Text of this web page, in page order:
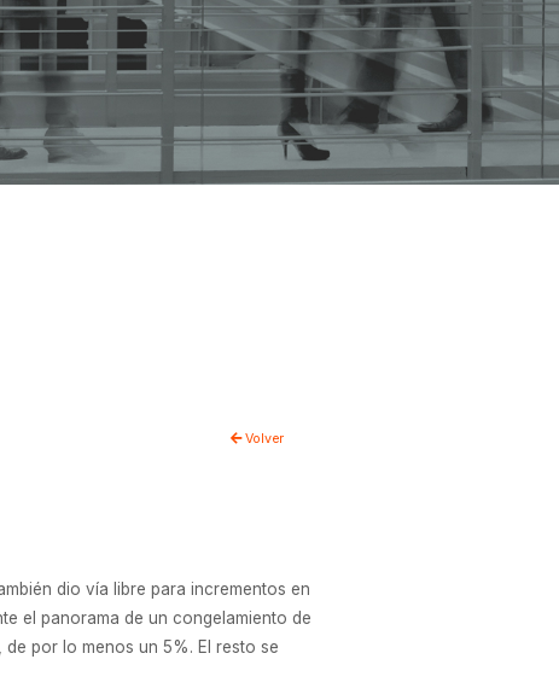
Volver
dio vía libre para incrementos en
el panorama de un congelamiento de
por lo menos un 5%. El resto se